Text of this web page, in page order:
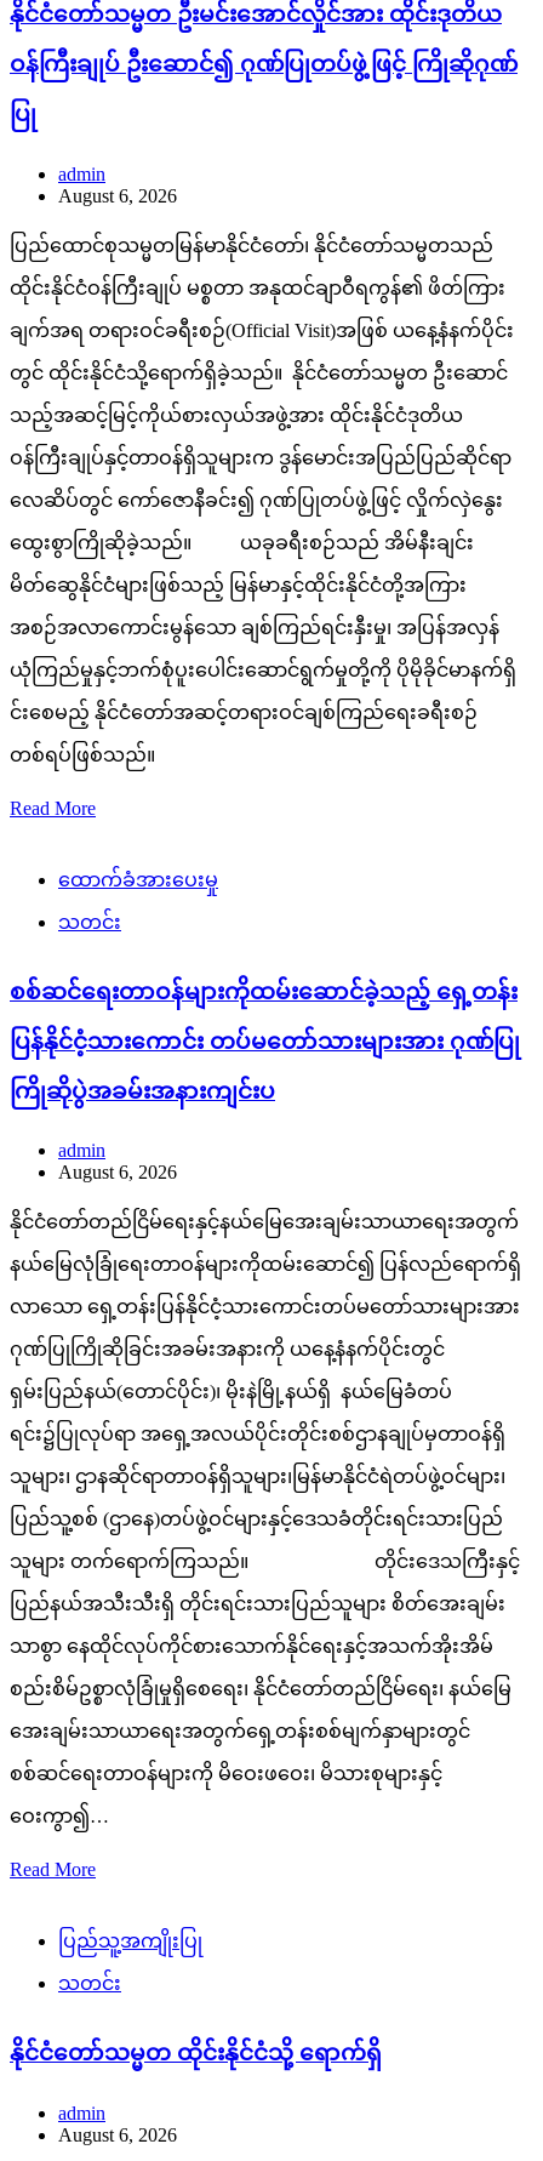
နိုင်ငံတော်သမ္မတ ဦးမင်းအောင်လှိုင်အား ထိုင်းဒုတိယ
ဝန်ကြီးချုပ် ဦးဆောင်၍ ဂုဏ်ပြုတပ်ဖွဲ့ဖြင့် ကြိုဆိုဂုဏ်
ပြု
admin
August 6, 2026
ပြည်ထောင်စုသမ္မတမြန်မာနိုင်ငံတော်၊ နိုင်ငံတော်သမ္မတသည်
ထိုင်းနိုင်ငံဝန်ကြီးချုပ် မစ္စတာ အနုထင်ချာဝီရကွန်၏ ဖိတ်ကြား
ချက်အရ တရားဝင်ခရီးစဉ်(Official Visit)အဖြစ် ယနေ့နံနက်ပိုင်း
တွင် ထိုင်းနိုင်ငံသို့ရောက်ရှိခဲ့သည်။ နိုင်ငံတော်သမ္မတ ဦးဆောင်
သည့်အဆင့်မြင့်ကိုယ်စားလှယ်အဖွဲ့အား ထိုင်းနိုင်ငံဒုတိယ
ဝန်ကြီးချုပ်နှင့်တာဝန်ရှိသူများက ဒွန်မောင်းအပြည်ပြည်ဆိုင်ရာ
လေဆိပ်တွင် ကော်ဇောနီခင်း၍ ဂုဏ်ပြုတပ်ဖွဲ့ဖြင့် လှိုက်လှဲနွေး
ထွေးစွာကြိုဆိုခဲ့သည်။ ယခုခရီးစဉ်သည် အိမ်နီးချင်း
မိတ်ဆွေနိုင်ငံများဖြစ်သည့် မြန်မာနှင့်ထိုင်းနိုင်ငံတို့အကြား
အစဉ်အလာကောင်းမွန်သော ချစ်ကြည်ရင်းနှီးမှု၊ အပြန်အလှန်
ယုံကြည်မှုနှင့်ဘက်စုံပူးပေါင်းဆောင်ရွက်မှုတို့ကို ပိုမိုခိုင်မာနက်ရှိ
င်းစေမည့် နိုင်ငံတော်အဆင့်တရားဝင်ချစ်ကြည်ရေးခရီးစဉ်
တစ်ရပ်ဖြစ်သည်။
Read More
ထောက်ခံအားပေးမှု
သတင်း
စစ်ဆင်ရေးတာဝန်များကိုထမ်းဆောင်ခဲ့သည့် ရှေ့တန်း
ပြန်နိုင်ငံ့သားကောင်း တပ်မတော်သားများအား ဂုဏ်ပြု
ကြိုဆိုပွဲအခမ်းအနားကျင်းပ
admin
August 6, 2026
နိုင်ငံတော်တည်ငြိမ်ရေးနှင့်နယ်မြေအေးချမ်းသာယာရေးအတွက်
နယ်မြေလုံခြုံရေးတာဝန်များကိုထမ်းဆောင်၍ ပြန်လည်ရောက်ရှိ
လာသော ရှေ့တန်းပြန်နိုင်ငံ့သားကောင်းတပ်မတော်သားများအား
ဂုဏ်ပြုကြိုဆိုခြင်းအခမ်းအနားကို ယနေ့နံနက်ပိုင်းတွင်
ရှမ်းပြည်နယ်(တောင်ပိုင်း)၊ မိုးနဲမြို့နယ်ရှိ နယ်မြေခံတပ်
ရင်း၌ပြုလုပ်ရာ အရှေ့အလယ်ပိုင်းတိုင်းစစ်ဌာနချုပ်မှတာဝန်ရှိ
သူများ၊ ဌာနဆိုင်ရာတာဝန်ရှိသူများ၊မြန်မာနိုင်ငံရဲတပ်ဖွဲ့ဝင်များ၊
ပြည်သူ့စစ် (ဌာနေ)တပ်ဖွဲ့ဝင်များနှင့်ဒေသခံတိုင်းရင်းသားပြည်
သူများ တက်ရောက်ကြသည်။ တိုင်းဒေသကြီးနှင့်
ပြည်နယ်အသီးသီးရှိ တိုင်းရင်းသားပြည်သူများ စိတ်အေးချမ်း
သာစွာ နေထိုင်လုပ်ကိုင်စားသောက်နိုင်ရေးနှင့်အသက်အိုးအိမ်
စည်းစိမ်ဥစ္စာလုံခြုံမှုရှိစေရေး၊ နိုင်ငံတော်တည်ငြိမ်ရေး၊ နယ်မြေ
အေးချမ်းသာယာရေးအတွက်ရှေ့တန်းစစ်မျက်နှာများတွင်
စစ်ဆင်ရေးတာဝန်များကို မိဝေးဖဝေး၊ မိသားစုများနှင့်
ဝေးကွာ၍…
Read More
ပြည်သူ့အကျိုးပြု
သတင်း
နိုင်ငံတော်သမ္မတ ထိုင်းနိုင်ငံသို့ ရောက်ရှိ
admin
August 6, 2026